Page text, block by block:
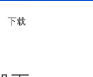
下载